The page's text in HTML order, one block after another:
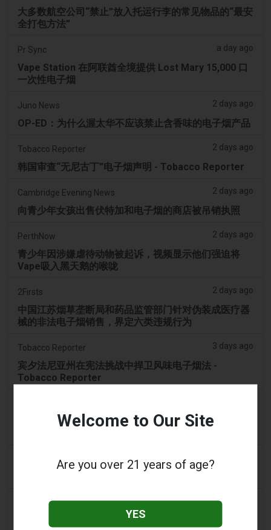
大多数航空公司“禁止”放入托运行李的常见物品的“最安
全打包方法”
Pr Sync a day ago
Vape Station 在阿联酋全境提供 Lost Mary 15,000 口
一次性电子烟
Juno News 2 days ago
OP-ED：为什么渥太华不应该禁止含香味的电子烟产品
Tobacco Reporter 2 days ago
韩国审查“无尼古丁”电子烟声明 - Tobacco Reporter
Cambridge Evening News 2 days ago
向青少年女孩出售伏特加和电子烟的商店被吊销执照
PerthNow 2 days ago
青少年因涉嫌虐待动物被起诉，视频显示他们强迫将
Vape吸入黑天鹅的喉咙
2Firsts 2 days ago
中国江苏烟草垄断局和药品监管部门针对伪装成医疗器
械的非法电子烟销售，界定六类违规行为
Tobacco Reporter 3 days ago
宾夕法尼亚州在宪法挑战中捍卫风味电子烟法 -
Tobacco Reporter
利润高于学生：价值十亿美元的电子烟丑闻正在毒害纳
7NEWS Australia 3 days ago
Génération sans tabac 3 days ago
趣味性电子烟应用在智能手机上依然可以获取
Welcome to Our Site
Are you over 21 years of age?
YES